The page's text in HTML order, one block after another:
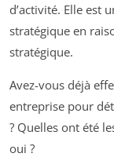
d’activité. Elle est
stratégique en
stratégique.
Avez-vous déjà
entreprise pour
? Quelles ont été
oui ?